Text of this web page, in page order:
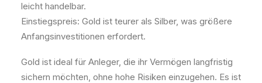
leicht handelbar.
Einstiegspreis: Gold ist teurer als Silber, was größere
Anfangsinvestitionen erfordert.
Gold ist ideal für Anleger, die ihr Vermögen langfristig
sichern möchten, ohne hohe Risiken einzugehen. Es ist